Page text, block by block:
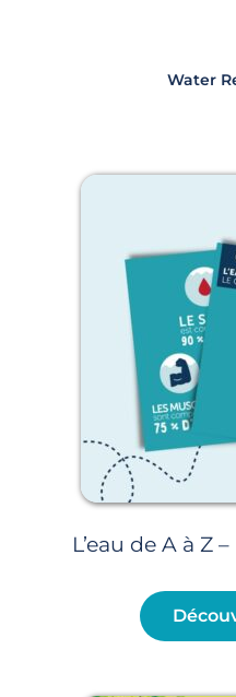
Water
L’eau de A à Z